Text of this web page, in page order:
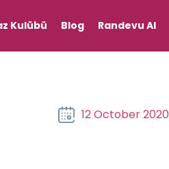
Kulübü Blog Randevu Al
12 October 2020